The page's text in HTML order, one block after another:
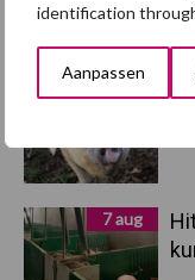
identification
Aanpassen
Primaire
Sidebar
Recent
7 aug
7 aug